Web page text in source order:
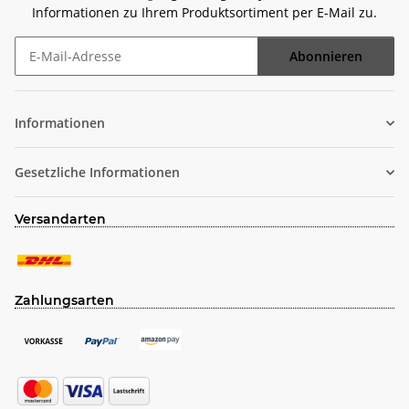
Informationen zu Ihrem Produktsortiment per E-Mail zu.
Abonnieren
Informationen
Gesetzliche Informationen
Versandarten
Zahlungsarten